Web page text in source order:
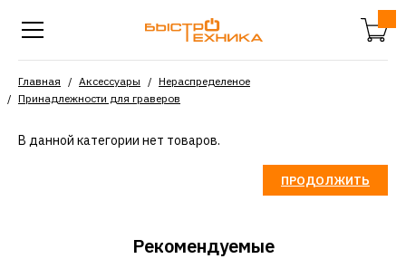
Главная Аксессуары
Нераспределеное
Принадлежности для граверов
В данной категории нет товаров.
ПРОДОЛЖИТЬ
Рекомендуемые